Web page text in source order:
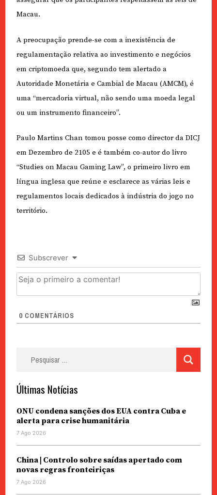
Macau.
A preocupação prende-se com a inexistência de
regulamentação relativa ao investimento e negócios
em criptomoeda que, segundo tem alertado a
Autoridade Monetária e Cambial de Macau (AMCM), é
uma “mercadoria virtual, não sendo uma moeda legal
ou um instrumento financeiro”.
Paulo Martins Chan tomou posse como director da DICJ
em Dezembro de 2105 e é também co-autor do livro
“Studies on Macau Gaming Law”, o primeiro livro em
língua inglesa que reúne e esclarece as várias leis e
regulamentos locais dedicados à indústria do jogo no
território.
Subscrever
0 COMENTÁRIOS
Últimas Notícias
ONU condena sanções dos EUA contra Cuba e
alerta para crise humanitária
7 Ago 2026
China | Controlo sobre saídas apertado com
novas regras fronteiriças
7 Ago 2026